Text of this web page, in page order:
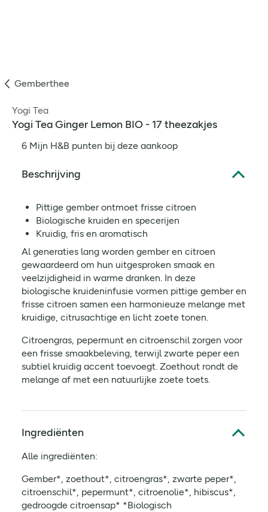
Gemberthee
Yogi Tea
Yogi Tea Ginger Lemon BIO - 17 theezakjes
6 Mijn H&B punten bij deze aankoop
Beschrijving
Pittige gember ontmoet frisse citroen
Biologische kruiden en specerijen
Kruidig, fris en aromatisch
Al generaties lang worden gember en citroen
gewaardeerd om hun uitgesproken smaak en
veelzijdigheid in warme dranken. In deze
biologische kruideninfusie vormen pittige gember en
frisse citroen samen een harmonieuze melange met
kruidige, citrusachtige en licht zoete tonen.
Citroengras, pepermunt en citroenschil zorgen voor
een frisse smaakbeleving, terwijl zwarte peper een
subtiel kruidig accent toevoegt. Zoethout rondt de
melange af met een natuurlijke zoete toets.
Ingrediënten
Alle ingrediënten:
Gember*, zoethout*, citroengras*, zwarte peper*,
citroenschil*, pepermunt*, citroenolie*, hibiscus*,
gedroogde citroensap* *Biologisch